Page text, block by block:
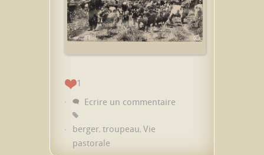
1
Ecrire un commentaire
berger, troupeau, Vie
pastorale